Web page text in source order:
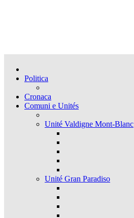
Politica
Cronaca
Comuni e Unités
Unité Valdigne Mont-Blanc
Unité Gran Paradiso